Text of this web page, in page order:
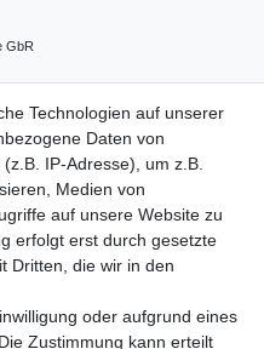
GbR
GbR
Technologien auf unserer
Daten von
IP-Adresse), um z.B.
Medien von
auf unsere Website zu
erfolgt erst durch gesetzte
Dritten, die wir in den
oder aufgrund eines
Zustimmung kann erteilt